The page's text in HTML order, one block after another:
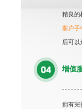
精良的
客户手
后可以
增值
拥有完